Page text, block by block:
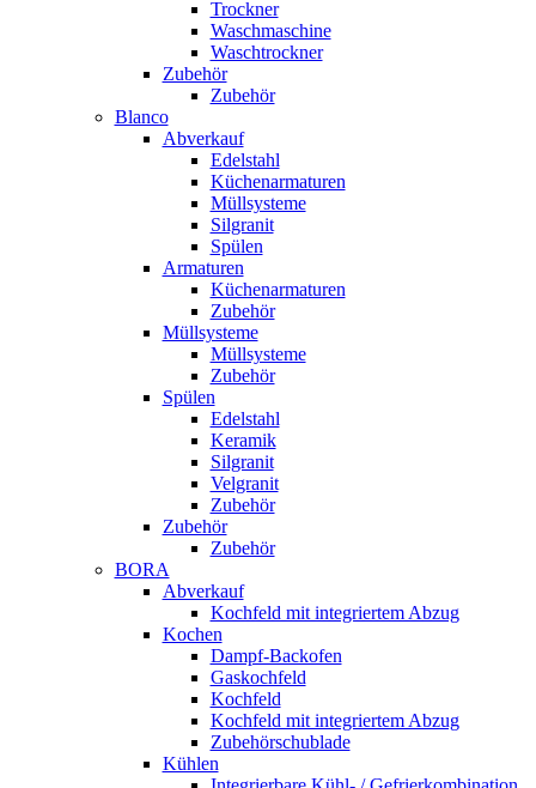
Trockner
Waschmaschine
Waschtrockner
Zubehör
Zubehör
Blanco
Abverkauf
Edelstahl
Küchenarmaturen
Müllsysteme
Silgranit
Spülen
Armaturen
Küchenarmaturen
Zubehör
Müllsysteme
Müllsysteme
Zubehör
Spülen
Edelstahl
Keramik
Silgranit
Velgranit
Zubehör
Zubehör
Zubehör
BORA
Abverkauf
Kochfeld mit integriertem Abzug
Kochen
Dampf-Backofen
Gaskochfeld
Kochfeld
Kochfeld mit integriertem Abzug
Zubehörschublade
Kühlen